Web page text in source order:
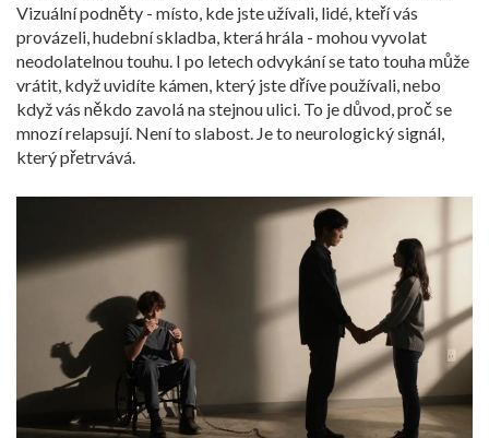
Vizuální podněty - místo, kde jste užívali, lidé, kteří vás
provázeli, hudební skladba, která hrála - mohou vyvolat
neodolatelnou touhu. I po letech odvykání se tato touha může
vrátit, když uvidíte kámen, který jste dříve používali, nebo
když vás někdo zavolá na stejnou ulici. To je důvod, proč se
mnozí relapsují. Není to slabost. Je to neurologický signál,
který přetrvává.